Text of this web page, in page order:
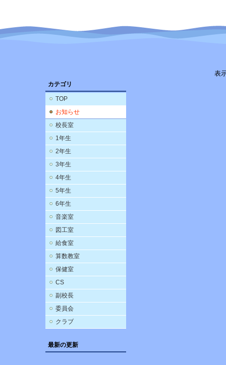
カテゴリ
TOP
お知らせ
校長室
1年生
2年生
3年生
4年生
5年生
6年生
音楽室
図工室
給食室
算数教室
保健室
CS
副校長
委員会
クラブ
最新の更新
表